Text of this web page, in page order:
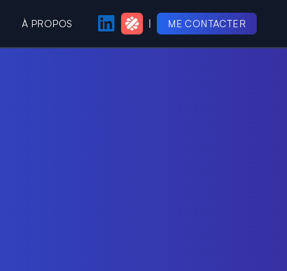
À PROPOS PAGE LINKEDIN
PROFIL MALT
| ME CONTACTER